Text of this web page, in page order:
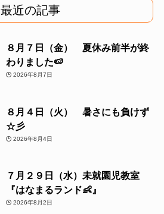
最近の記事
８月７日（金） 夏休み前半が終
わりました🍉
2026年8月7日
８月４日（火） 暑さにも負けず
☆彡
2026年8月4日
７月２９日（水）未就園児教室
『はなまるランド👶』
2026年8月2日